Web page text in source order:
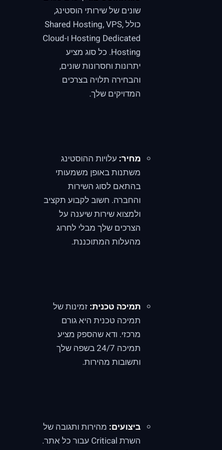
שונים של שירותי הוסטינג,
כולל Shared Hosting, VPS,
Hosting Dedicated ו-Cloud
Hosting. כל סוג מציע
יתרונות וחסרונות שונים,
והבחירה תלויה בצרכים
המדויקים שלך.
מחיר: עלויות ההוסטינג
משתנות באופן משמעותי
בהתאם לסוג השירות
והחברה. חשוב לקבוע תקציב
ולמצוא שירות שיענה על
הצרכים שלך מבלי לחרוג
מהעלות המתוכננת.
תמיכה טכנית: זמינות של
תמיכה טכנית היא גורם
מרכזי. ודא שהספק מציע
תמיכה 24/7 בשפה שלך
ותשובות מהירות.
ביצועים: מהירות ותגובה של
השרת Critical עבור כל אתר.